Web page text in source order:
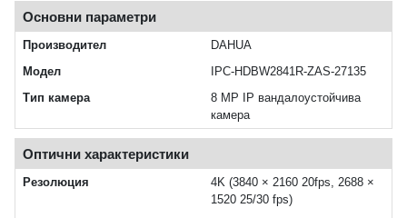
Основни параметри
Производител
DAHUA
Модел
IPC-HDBW2841R-ZAS-27135
Тип камера
8 MP IP вандалоустойчива
камера
Оптични характеристики
Резолюция
4K (3840 × 2160 20fps, 2688 ×
1520 25/30 fps)